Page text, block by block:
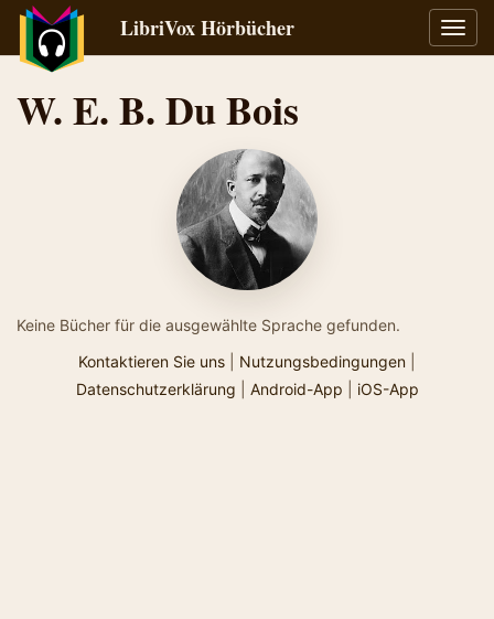
LibriVox Hörbücher
W. E. B. Du Bois
Keine Bücher für die ausgewählte Sprache gefunden.
Kontaktieren Sie uns
Nutzungsbedingungen
Datenschutzerklärung
Android-App iOS-App